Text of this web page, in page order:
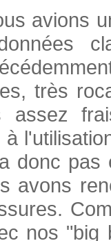
avions
très
assez
donc
avons
nos "big